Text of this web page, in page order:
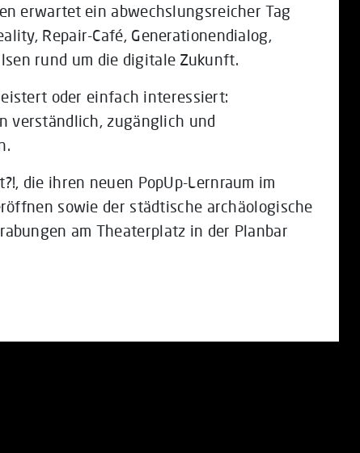
erwartet ein abwechslungsreicher Tag
Repair-Café, Generationendialog,
rund um die digitale Zukunft.
oder einfach interessiert:
verständlich, zugänglich und
die ihren neuen PopUp-Lernraum im
sowie der städtische archäologische
am Theaterplatz in der Planbar